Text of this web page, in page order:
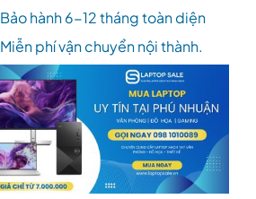
Bảo hành 6-12 tháng toàn diện
Miễn phí vận chuyển nội thành.